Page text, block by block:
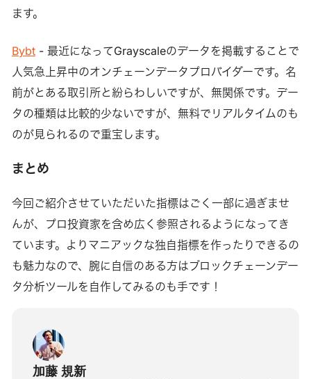
ます。
Bybt- 最近になってGrayscaleのデータを掲載することで
人気急上昇中のオンチェーンデータプロバイダーです。名
前がとある取引所と紛らわしいですが、無関係です。デー
タの種類は比較的少ないですが、無料でリアルタイムのも
のが見られるので重宝します。
まとめ
今回ご紹介させていただいた指標はごく一部に過ぎませ
んが、プロ投資家を含め広く参照されるようになってき
ています。よりマニアックな独自指標を作ったりできるの
も魅力なので、腕に自信のある方はブロックチェーンデー
タ分析ツールを自作してみるのも手です！
加藤 規新